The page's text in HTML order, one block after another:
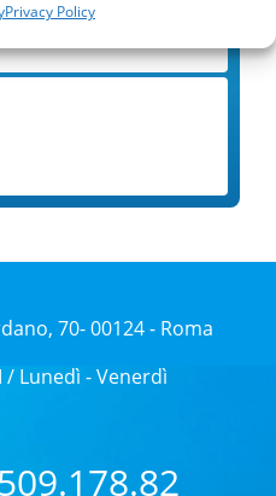
Privacy Policy
70- 00124 - Roma
/ Lunedì - Venerdì